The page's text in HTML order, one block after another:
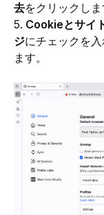
去をクリックしま
5. Cookieとサイ
ジにチェックを入
ます。